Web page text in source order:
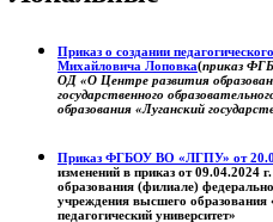
Приказ о создании
Михайловича Лоповка(приказ
ОД «О Центре развития
государственного
образования «Луганский
Приказ ФГБОУ ВО «ЛГПУ» от
изменений в приказ от
образования (филиале)
учреждения высшего образования
педагогический университет»